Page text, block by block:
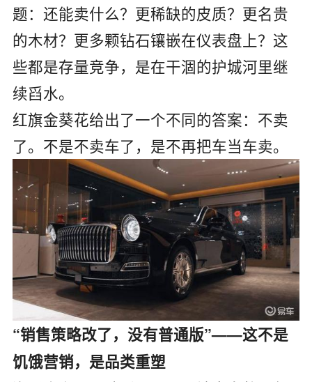
题：还能卖什么？更稀缺的皮质？更名贵
的木材？更多颗钻石镶嵌在仪表盘上？这
些都是存量竞争，是在干涸的护城河里继
续舀水。
红旗金葵花给出了一个不同的答案：不卖
了。不是不卖车了，是不再把车当车卖。
“销售策略改了，没有普通版”——这不是
饥饿营销，是品类重塑